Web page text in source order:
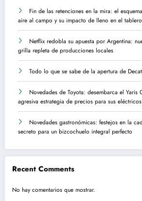
Fin de las retenciones en la mira: el
aire al campo y su impacto de lleno en el
Netflix redobla su apuesta por Argentina:
grilla repleta de producciones locales
Todo lo que se sabe de la apertura de
Novedades de Toyota: desembarca el Yaris
agresiva estrategia de precios para sus eléctricos
Novedades gastronómicas: festejos en la
secreto para un bizcochuelo integral perfecto
Recent Comments
No hay comentarios que mostrar.